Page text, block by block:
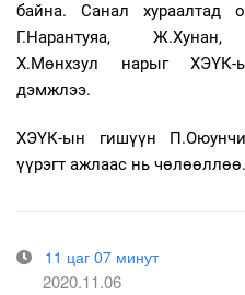
байна. Санал хураалтад
Г.Нарантуяа,
Х.Мөнхзул нарыг ХЭҮК-
дэмжлээ.
ХЭҮК-ын гишүүн
үүрэгт ажлаас нь чөлөөллөө.
11 цаг 07 минут
2020.11.06